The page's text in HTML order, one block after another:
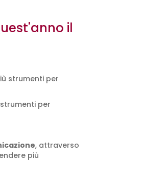
il
strumenti per
per
, attraverso
più